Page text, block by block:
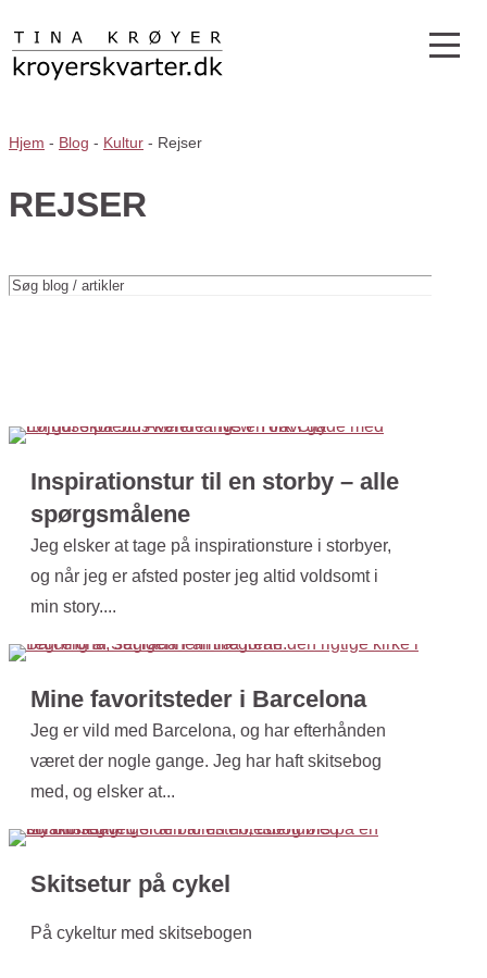
Hjem - Blog - Kultur - Rejser
REJSER
Inspirationstur til en storby – alle
spørgsmålene
Jeg elsker at tage på inspirationsture i storbyer,
og når jeg er afsted poster jeg altid voldsomt i
min story....
Mine favoritsteder i Barcelona
Jeg er vild med Barcelona, og har efterhånden
været der nogle gange. Jeg har haft skitsebog
med, og elsker at...
Skitsetur på cykel
På cykeltur med skitsebogen